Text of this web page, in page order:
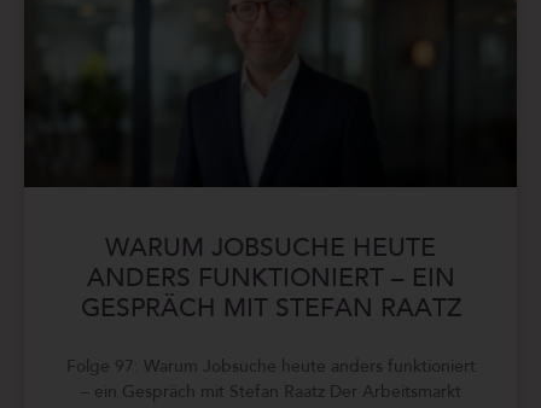
WARUM JOBSUCHE HEUTE
ANDERS FUNKTIONIERT – EIN
GESPRÄCH MIT STEFAN RAATZ
Folge 97: Warum Jobsuche heute anders funktioniert
– ein Gespräch mit Stefan Raatz Der Arbeitsmarkt